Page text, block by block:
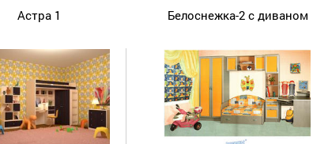
Астра 1 Белоснежка-2 с диваном